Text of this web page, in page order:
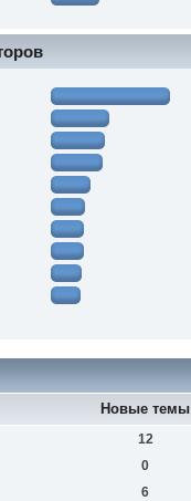
Новые темы
12
0
6